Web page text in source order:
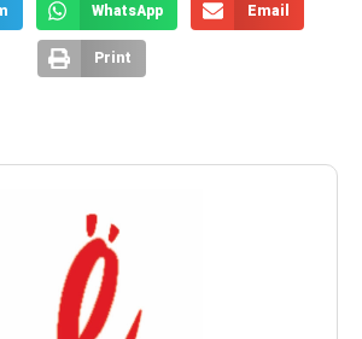
WhatsApp Email
Print